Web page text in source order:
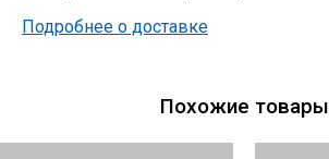
Подробнее о доставке
Похожие товары